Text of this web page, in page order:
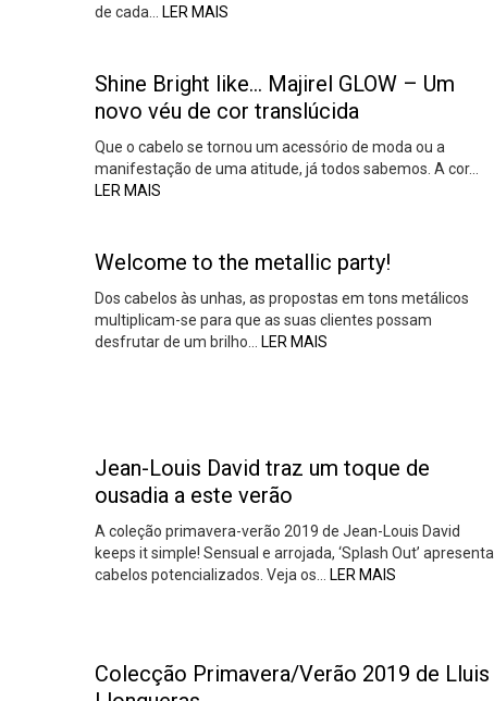
de cada…
LER MAIS
Shine Bright like… Majirel GLOW – Um
novo véu de cor translúcida
Que o cabelo se tornou um acessório de moda ou a
manifestação de uma atitude, já todos sabemos. A cor…
LER MAIS
Welcome to the metallic party!
Dos cabelos às unhas, as propostas em tons metálicos
multiplicam-se para que as suas clientes possam
desfrutar de um brilho…
LER MAIS
Jean-Louis David traz um toque de
ousadia a este verão
A coleção primavera-verão 2019 de Jean-Louis David
keeps it simple! Sensual e arrojada, ‘Splash Out’ apresenta
cabelos potencializados. Veja os…
LER MAIS
Colecção Primavera/Verão 2019 de Lluis